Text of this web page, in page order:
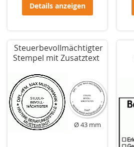
Details anzeigen
Steuerbevollmächtigter
Stempel mit Zusatztext
Ø 43 mm